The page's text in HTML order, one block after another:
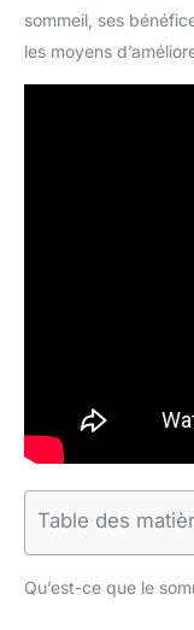
sommeil, ses
les moyens
Table des
Qu’est-ce que le